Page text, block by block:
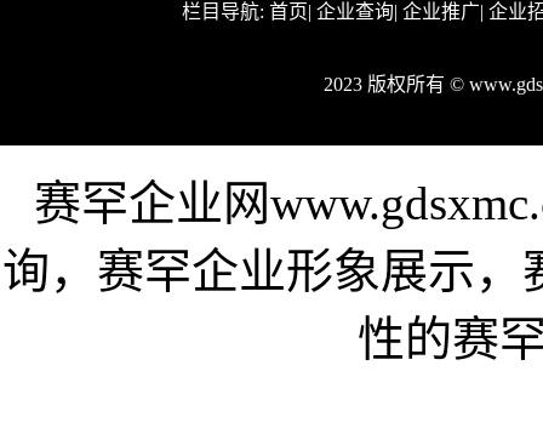
栏目导航: 首页| 企业查询| 企业推广| 企业
2023 版权所有 ©
赛罕企业网
询，赛罕企业形象展示
性的赛